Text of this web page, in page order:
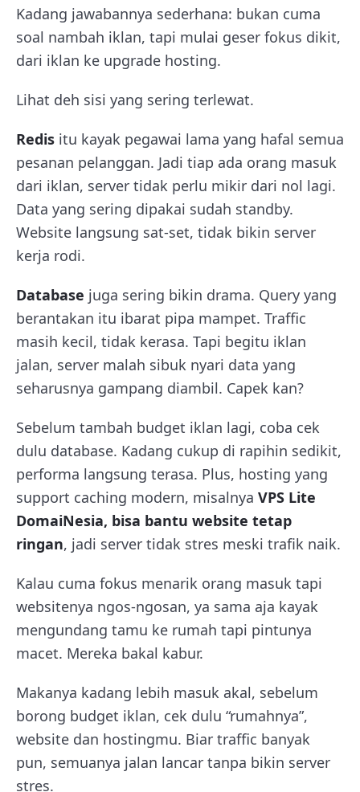
Kadang jawabannya sederhana: bukan cuma
soal nambah iklan, tapi mulai geser fokus dikit,
dari iklan ke upgrade hosting.
Lihat deh sisi yang sering terlewat.
Redis itu kayak pegawai lama yang hafal semua
pesanan pelanggan. Jadi tiap ada orang masuk
dari iklan, server tidak perlu mikir dari nol lagi.
Data yang sering dipakai sudah standby.
Website langsung sat-set, tidak bikin server
kerja rodi.
Database juga sering bikin drama. Query yang
berantakan itu ibarat pipa mampet. Traffic
masih kecil, tidak kerasa. Tapi begitu iklan
jalan, server malah sibuk nyari data yang
seharusnya gampang diambil. Capek kan?
Sebelum tambah budget iklan lagi, coba cek
dulu database. Kadang cukup di rapihin sedikit,
performa langsung terasa. Plus, hosting yang
support caching modern, misalnya VPS Lite
DomaiNesia, bisa bantu website tetap
ringan, jadi server tidak stres meski trafik naik.
Kalau cuma fokus menarik orang masuk tapi
websitenya ngos-ngosan, ya sama aja kayak
mengundang tamu ke rumah tapi pintunya
macet. Mereka bakal kabur.
Makanya kadang lebih masuk akal, sebelum
borong budget iklan, cek dulu “rumahnya”,
website dan hostingmu. Biar traffic banyak
pun, semuanya jalan lancar tanpa bikin server
stres.